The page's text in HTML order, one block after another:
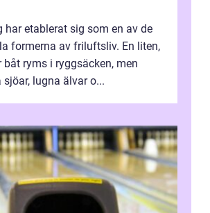
har etablerat sig som en av de
formerna av friluftsliv. En liten,
båt ryms i ryggsäcken, men
sjöar, lugna älvar o...